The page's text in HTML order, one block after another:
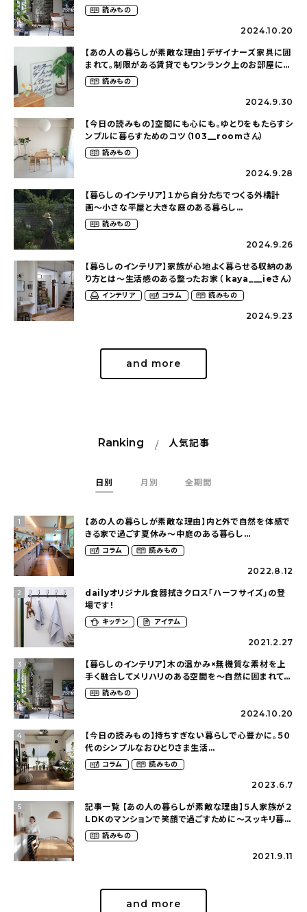
らす（ki_no_ieさん）
読みもの
2024.10.20
【あの人の暮らしが素敵な理由】デザイナーズ家具に囲
まれて。制限がある賃貸でもワンランク上のお部屋に〜
狭くても好きな暮らしのこと（_____chika708さん）
読みもの
2024.9.30
【今日の読みもの】空間にも心にも。ゆとりをもたらすシ
ンプルに暮らすためのコツ（103__roomさん）
読みもの
2024.9.28
【暮らしのインテリア】１から自分たちでつくる外構計
画〜小さな平屋と大きな庭のある暮らし
（tsumikiniwaさん）
読みもの
2024.9.26
【暮らしのインテリア】家族が心地よく暮らせる収納のあ
り方とは〜生活感のある整ったお家（ kaya___ieさん）
インテリア コラム 読みもの
2024.9.23
and more
Ranking 人気記事
日別 月別 全期間
1
【あの人の暮らしが素敵な理由】内と外で自然を体感で
きる家で過ごす夏休み〜中庭のある暮らし
（yume_2700さん）
コラム 読みもの
2022.8.12
2
dailyオリジナル食器拭きクロス「ハーフサイズ」の登
場です！
キッチン アイテム
2021.2.27
3
【暮らしのインテリア】木の温かみ×無機質な素材を上
手く融合してメリハリのある空間を〜自然に囲まれて暮
らす（ki_no_ieさん）
読みもの
2024.10.20
4
【今日の読みもの】持ちすぎない暮らしで心豊かに。５０
代のシンプルなおひとりさま生活
（ohitorisama_kurasiさん）
コラム 読みもの
2023.6.7
5
記事一覧 【あの人の暮らしが素敵な理由】５人家族が２
LDKのマンションで笑顔で過ごすために〜スッキリ暮ら
す（hm_no.ieさん）
読みもの
2021.9.11
and more